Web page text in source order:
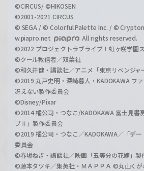
©CIRCUS/ ©HIKOSEN
©2001-2021 CIRCUS
© SEGA / © Colorful Palette Inc. / ©
w.piapro.net
All rights reserved.
©2022 プロジェクトラブライブ！虹ヶ咲学園
©クール教信者／双葉社
©和久井健・講談社／アニメ「東京リベンジャ
©2019 丸戸史明・深崎暮人・KADOKAWA フ
冴えない製作委員会
©Disney/Pixar
©2014 橘公司・つなこ/KADOKAWA 富士見書
ブⅡ」製作委員会
©2019 橘公司・つなこ／KADOKAWA／「デ
委員会
©春場ねぎ・講談社／映画「五等分の花嫁」製
©藤本タツキ／集英社・ＭＡＰＰＡ ©丸山くが